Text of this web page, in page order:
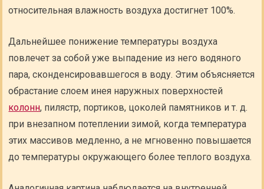
относительная влажность воздуха достигнет 100%.
Дальнейшее понижение температуры воздуха
повлечет за собой уже выпадение из него водяного
пара, сконденсировавшегося в воду. Этим объясняется
обрастание слоем инея наружных поверхностей
колонн, пилястр, портиков, цоколей памятников и т. д.
при внезапном потеплении зимой, когда температура
этих массивов медленно, а не мгновенно повышается
до температуры окружающего более теплого воздуха.